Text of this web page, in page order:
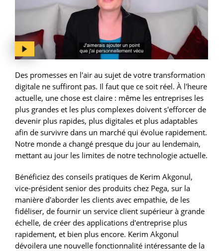
Des promesses en l'air au sujet de votre transformation
digitale ne suffiront pas. Il faut que ce soit réel. À l'heure
actuelle, une chose est claire : même les entreprises les
plus grandes et les plus complexes doivent s'efforcer de
devenir plus rapides, plus digitales et plus adaptables
afin de survivre dans un marché qui évolue rapidement.
Notre monde a changé presque du jour au lendemain,
mettant au jour les limites de notre technologie actuelle.
Bénéficiez des conseils pratiques de Kerim Akgonul,
vice-président senior des produits chez Pega, sur la
manière d'aborder les clients avec empathie, de les
fidéliser, de fournir un service client supérieur à grande
échelle, de créer des applications d'entreprise plus
rapidement, et bien plus encore. Kerim Akgonul
dévoilera une nouvelle fonctionnalité intéressante de la